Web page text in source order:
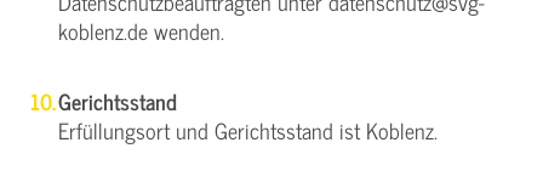
koblenz.de wenden.
Gerichtsstand
Erfüllungsort und Gerichtsstand ist Koblenz.